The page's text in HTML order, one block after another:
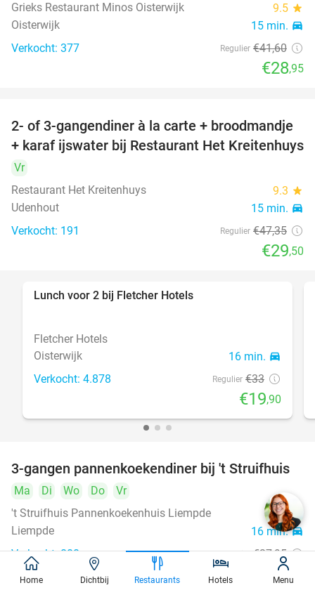
Grieks Restaurant Minos Oisterwijk
9.5 star
Oisterwijk 15 min. directions_car
Verkocht: 377 Regulier €41,60
€28,95
38%
2- of 3-gangendiner à la carte + broodmandje
+ karaf ijswater bij Restaurant Het Kreitenhuys
Vr
Restaurant Het Kreitenhuys
9.3 star
Udenhout 15 min. directions_car
Verkocht: 191 Regulier €47,35
€29,50
Lunch voor 2 bij Fletcher Hotels
Fletcher Hotels
Oisterwijk
16 min. directions_car
Verkocht: 4.878 Regulier €33
€19,90
43%
3-gangen pannenkoekendiner bij 't Struifhuis
Ma Di Wo Do
Vr
't Struifhuis Pannenkoekenhuis Liempde
9.4star
Liempde 16 min.directions_car
Verkocht: 800 Regulier €27,95
€15
Home Dichtbij Restaurants Hotels Menu